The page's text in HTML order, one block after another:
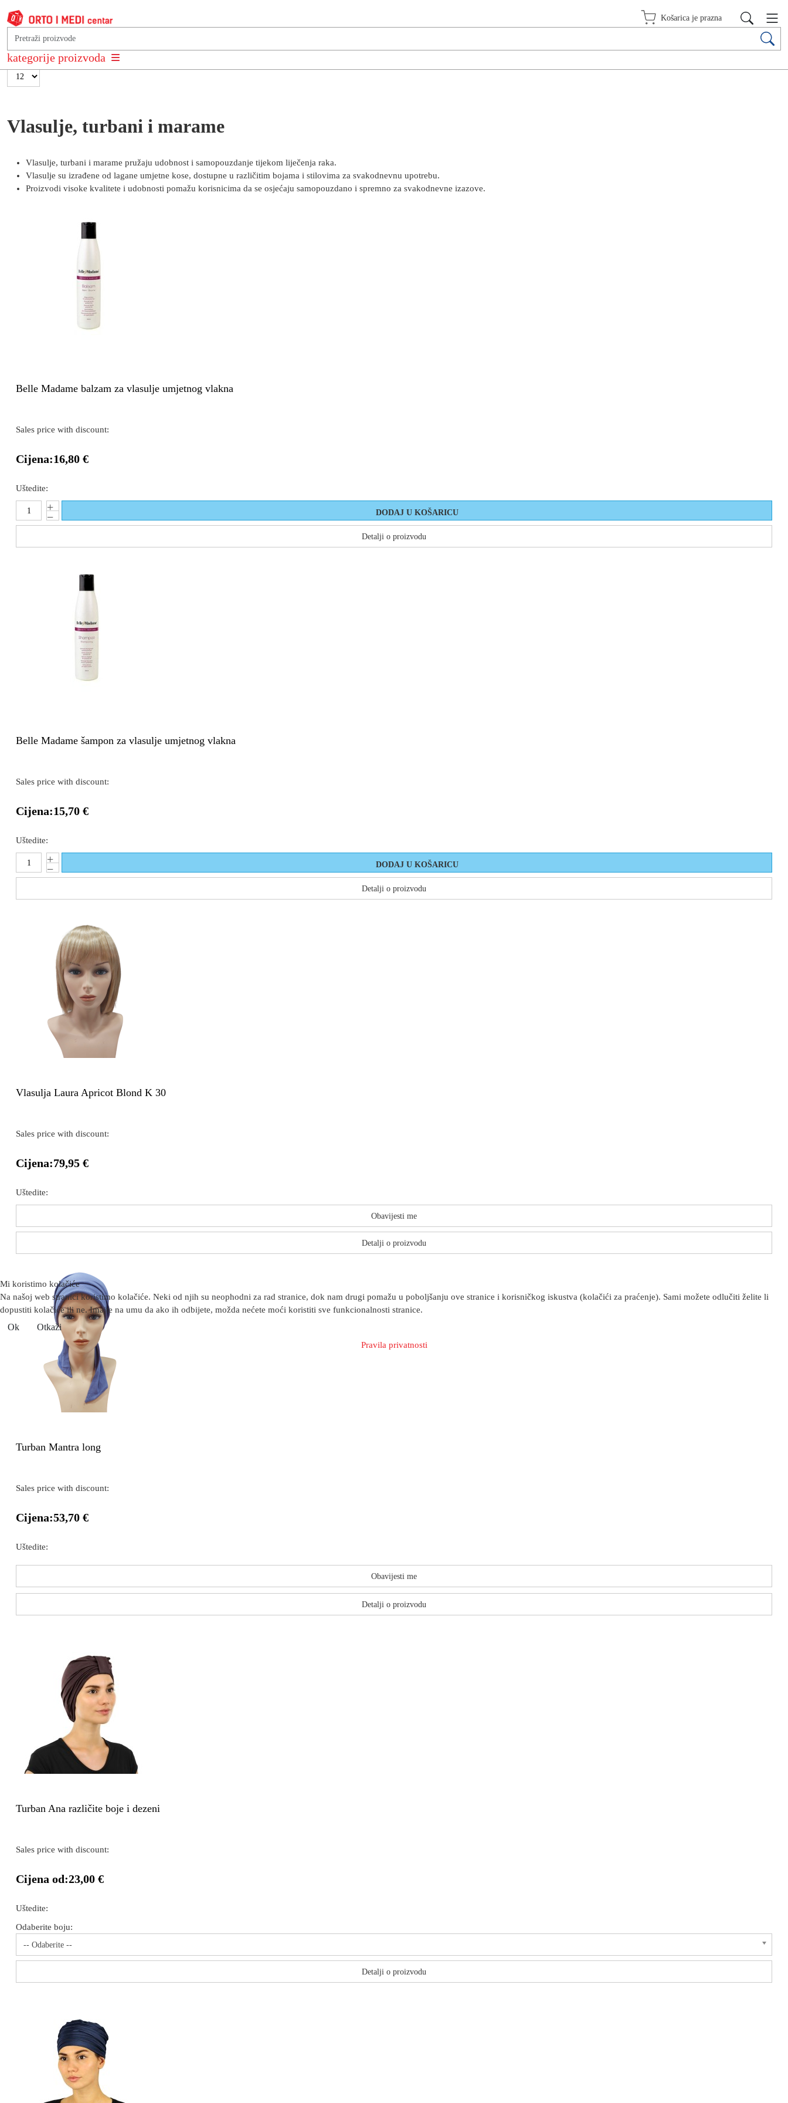
kategorije proizvoda
Košarica je prazna
Poredaj po
Najnovije +/-
Rezultati 1 - 12 od 29
Vlasulje, turbani i marame
Vlasulje, turbani i marame pružaju udobnost i samopouzdanje tijekom liječenja raka.
Vlasulje su izrađene od lagane umjetne kose, dostupne u različitim bojama i stilovima za svakodnevnu upotrebu.
Proizvodi visoke kvalitete i udobnosti pomažu korisnicima da se osjećaju samopouzdano i spremno za svakodnevne izazove.
Belle Madame balzam za vlasulje umjetnog vlakna
Sales price with discount:
Cijena:16,80 €
Uštedite:
Detalji o proizvodu
Belle Madame šampon za vlasulje umjetnog vlakna
Sales price with discount:
Cijena:15,70 €
Uštedite:
Detalji o proizvodu
Vlasulja Laura Apricot Blond K 30
Sales price with discount:
Cijena:79,95 €
Uštedite:
Obavijesti me
Detalji o proizvodu
Turban Mantra long
Sales price with discount:
Cijena:53,70 €
Uštedite:
Obavijesti me
Detalji o proizvodu
Turban Ana različite boje i dezeni
Sales price with discount:
Cijena od:23,00 €
Uštedite:
Odaberite boju:
-- Odaberite --
Detalji o proizvodu
Mi koristimo kolačiće
Na našoj web stranici koristimo kolačiće. Neki od njih su neophodni za rad stranice, dok nam drugi pomažu u poboljšanju ove stranice i korisničkog iskustva (kolačići za praćenje). Sami možete odlučiti želite li
dopustiti kolačiće ili ne. Imajte na umu da ako ih odbijete, možda nećete moći koristiti sve funkcionalnosti stranice.
Ok Otkaži
Pravila privatnosti